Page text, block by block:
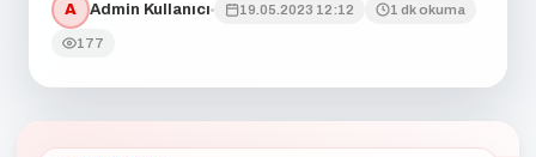
A Admin Kullanıcı 19.05.2023 12:12 1 dk okuma
177